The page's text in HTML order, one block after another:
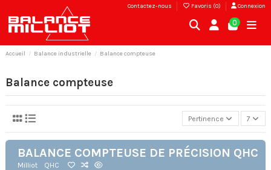
Contactez-nous Favoris (0) Connexion
0
Accueil Balance industrielle Balance compteuse
Balance compteuse
Pertinence 7
BALANCE COMPTEUSE DE PRÉCISION QHC
Milliot QHC